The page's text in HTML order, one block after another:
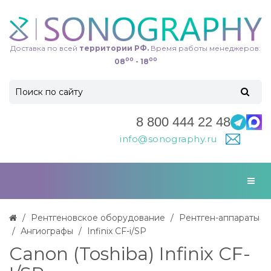
Доставка по всей территории РФ. Время работы менеджеров:
0800 - 1800
8 800 444 22 48
info@sonography.ru
Рентгеновское оборудование
Рентген-аппараты
Ангиографы
Infinix CF-i/SP
Canon (Toshiba) Infinix CF-